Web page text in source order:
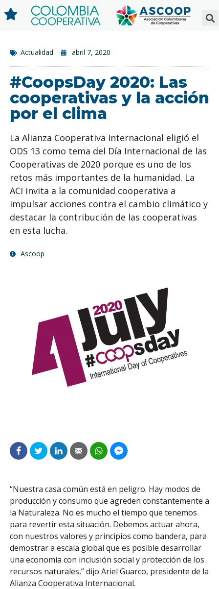
Actualidad abril 7, 2020
#CoopsDay 2020: Las
cooperativas y la acción
por el clima
La Alianza Cooperativa Internacional eligió el
ODS 13 como tema del Día Internacional de las
Cooperativas de 2020 porque es uno de los
retos más importantes de la humanidad. La
ACI invita a la comunidad cooperativa a
impulsar acciones contra el cambio climático y
destacar la contribución de las cooperativas
en esta lucha.
Ascoop
“Nuestra casa común está en peligro. Hay modos de
producción y consumo que agreden constantemente a
la Naturaleza. No es mucho el tiempo que tenemos
para revertir esta situación. Debemos actuar ahora,
con nuestros valores y principios como bandera, para
demostrar a escala global que es posible desarrollar
una economía con inclusión social y protección de los
recursos naturales,” dijo Ariel Guarco, presidente de la
Alianza Cooperativa Internacional.